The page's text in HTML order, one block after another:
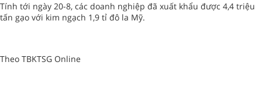
Tính tới ngày 20-8, các doanh nghiệp đã xuất khẩu được 4,4 triệu
tấn gạo với kim ngạch 1,9 tỉ đô la Mỹ.
Theo TBKTSG Online